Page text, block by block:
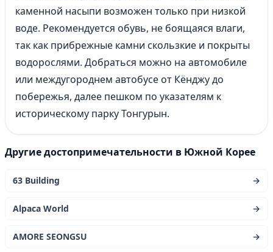
каменной насыпи возможен только при низкой
воде. Рекомендуется обувь, не боящаяся влаги,
так как прибрежные камни скользкие и покрыты
водорослями. Добраться можно на автомобиле
или междугороднем автобусе от Кёнджу до
побережья, далее пешком по указателям к
историческому парку Тонгурын.
Другие достопримечательности в Южной Корее
63 Building →
Alpaca World →
AMORE SEONGSU →